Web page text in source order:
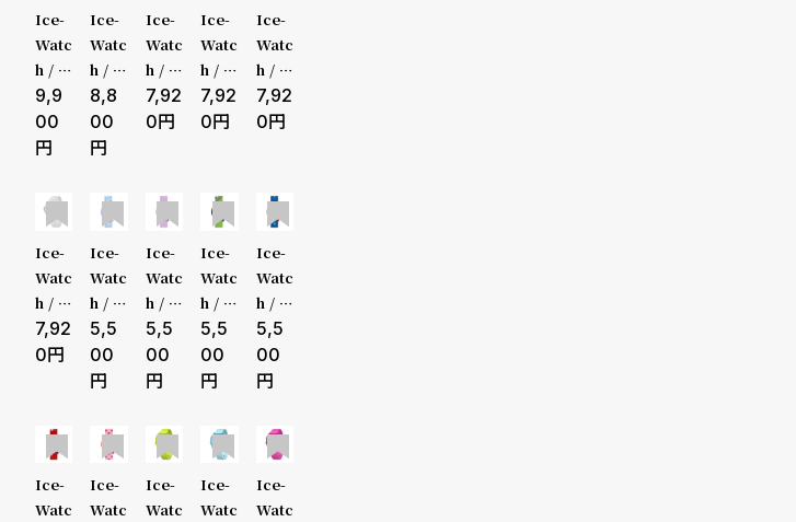
10000-2
9999円
30000-
50000-
79999円
80000-
99999円
100000
円-
Ice-
Watc
h / ア
イス
ウォ
ッチ
ucho
u - シ
ルバ
ー - 1
6mm
- 2H
9,9
00
Ice-
Watc
h / ア
イス
ウォ
ッチ
digit
bolid
ay ホ
ワイ
ト ク
リア
ピン
ク シ
モー
8,8
00
Ice-
Watc
h / ア
イス
ウォ
digit
expl
orer
ホワ
イト
ライ
ム S
mall
7,92
0
Ice-
Watc
h / ア
イス
ウォ
digit
expl
orer
ホワ
イト
ブル
ー S
mall
7,92
0
Ice-
Watc
h / ア
イス
ウォ
digit
expl
orer
ホワ
イト
オレ
ンジ
Smal
7,92
0
Ice-
Watc
h / ア
イス
ウォ
digit
expl
orer
ホワ
7,92
0
Ice-
Watc
h / ア
イス
ウォ
ッチ
earni
ng ラ
イト
ブル
5,5
00
Ice-
Watc
h / ア
イス
ウォ
ッチ
earni
ng パ
ープ
ル ラ
5,5
00
Ice-
Watc
h / ア
イス
ウォ
ッチ
earni
ng グ
リー
ン フ
5,5
00
Ice-
Watc
h / ア
イス
ウォ
ッチ
earni
ng ブ
ルー
シャ
5,5
00
Ice-
Watc
Ice-
Watc
Ice-
Watc
Ice-
Watc
Ice-
Watc